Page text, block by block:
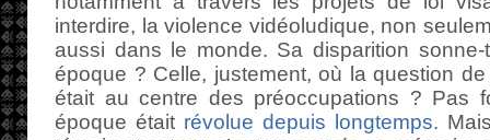
interdire, la violence vidéoludique, non
aussi dans le monde. Sa disparition
époque ? Celle, justement, où la question
était au centre des préoccupations ? Pas
époque était révolue depuis longtemps.